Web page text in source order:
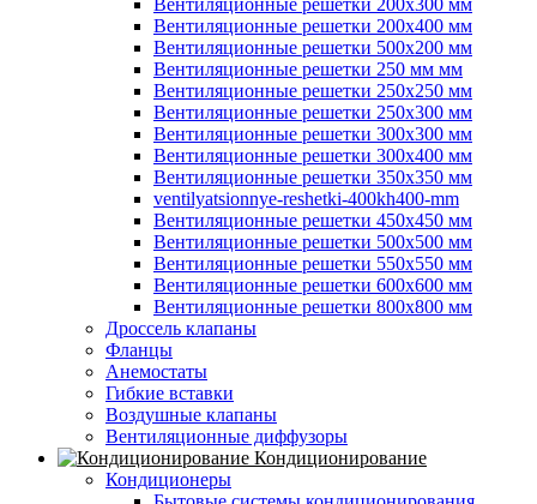
Вентиляционные решетки 200х400 мм
Вентиляционные решетки 500х200 мм
Вентиляционные решетки 250 мм мм
Вентиляционные решетки 250х250 мм
Вентиляционные решетки 250х300 мм
Вентиляционные решетки 300х300 мм
Вентиляционные решетки 300х400 мм
Вентиляционные решетки 350х350 мм
ventilyatsionnye-reshetki-400kh400-mm
Вентиляционные решетки 450х450 мм
Вентиляционные решетки 500х500 мм
Вентиляционные решетки 550х550 мм
Вентиляционные решетки 600х600 мм
Вентиляционные решетки 800х800 мм
Дроссель клапаны
Фланцы
Анемостаты
Гибкие вставки
Воздушные клапаны
Вентиляционные диффузоры
Кондиционирование
Кондиционеры